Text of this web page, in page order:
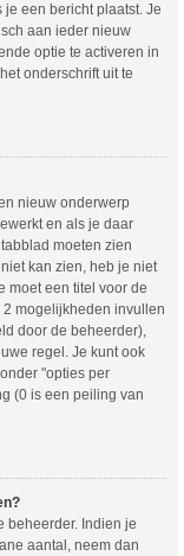
je een bericht plaatst. Je
aan ieder nieuw
optie te activeren in
onderschrift uit te
nieuw onderwerp
en als je daar
moeten zien
kan zien, heb je niet
moet een titel voor de
mogelijkheden invullen
door de beheerder),
regel. Je kunt ook
"opties per
(0 is een peiling van
beheerder. Indien je
aantal, neem dan